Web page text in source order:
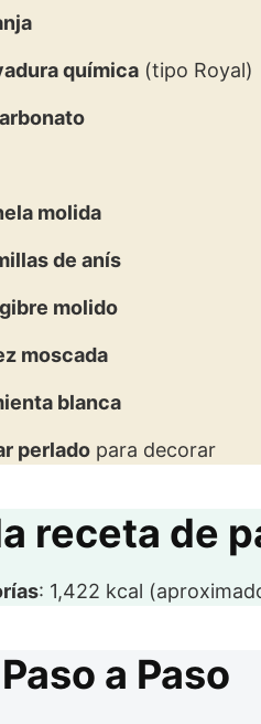
química (tipo Royal)
molida
de anís
molido
moscada
blanca
perlado para decorar
receta de
: 1,422 kcal
a Paso